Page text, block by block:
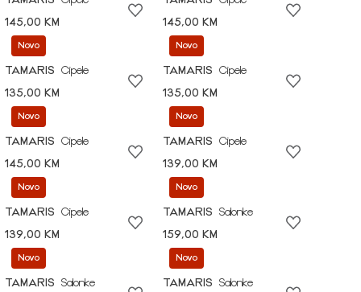
145,00 KM
145,00 KM
Novo
TAMARIS
Cipele
135,00 KM
Novo
TAMARIS
Cipele
135,00 KM
Novo
TAMARIS
Cipele
145,00 KM
Novo
TAMARIS
Cipele
139,00 KM
Novo
TAMARIS
Cipele
139,00 KM
Novo
TAMARIS
Salonke
159,00 KM
Novo
TAMARIS
Salonke
Novo
TAMARIS
Salonke